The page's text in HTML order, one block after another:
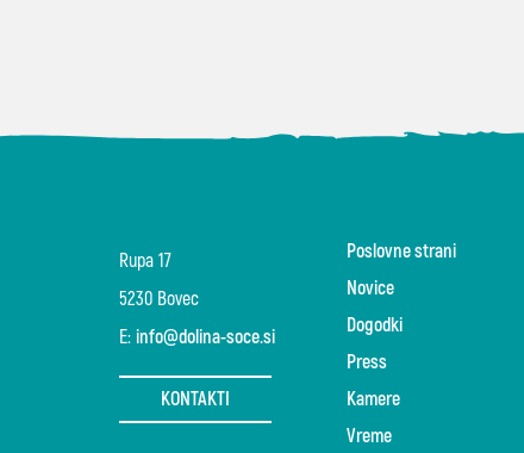
Rupa 17
5230 Bovec
E: info@dolina-soce.si
KONTAKTI
Poslovne strani
Novice
Dogodki
Press
Kamere
Vreme